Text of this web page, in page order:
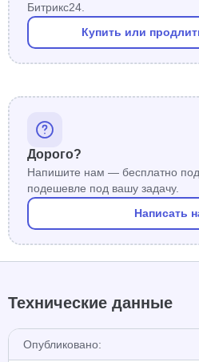
Битрикс24.
Купить или
Дорого?
Напишите нам — бесплатно
подешевле под вашу задачу.
Написать
Технические данные
Опубликовано: